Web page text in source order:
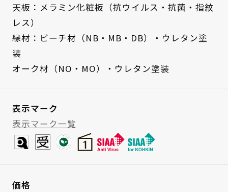
天板：メラミン化粧板（抗ウイルス・抗菌・指紋
レス）
縁材：ビーチ材（NB・MB・DB）・ウレタン塗
装
オーク材（NO・MO）・ウレタン塗装
表示マーク
表示マーク一覧
価格